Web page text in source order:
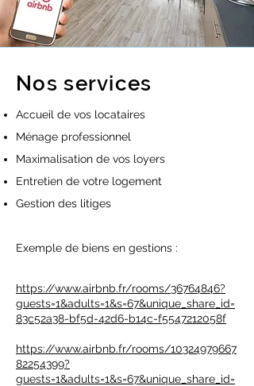
Nos services
Accueil de vos locataires
Ménage professionnel
Maximalisation de vos loyers
Entretien de votre logement
Gestion des litiges
Exemple de biens en gestions :
https://www.airbnb.fr/rooms/36764846?
guests=1&adults=1&s=67&unique_share_id=
83c52a38-bf5d-42d6-b14c-f5547212058f
https://www.airbnb.fr/rooms/10324979667
82254399?
guests=1&adults=1&s=67&unique_share_id=